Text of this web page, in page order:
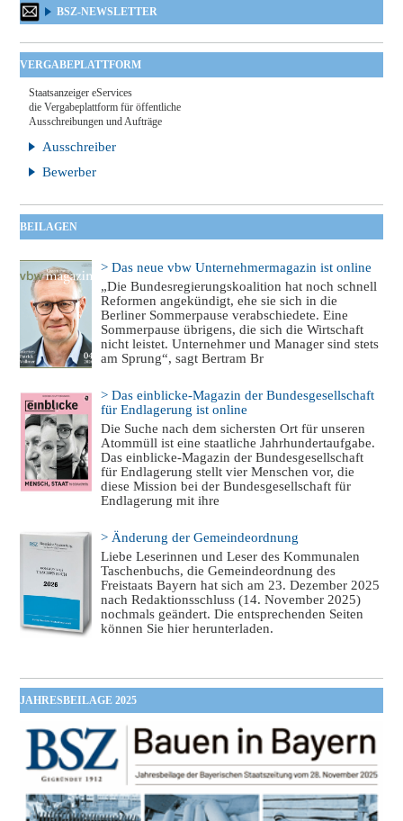
BSZ-NEWSLETTER
VERGABEPLATTFORM
Staatsanzeiger eServices
die Vergabeplattform für öffentliche
Ausschreibungen und Aufträge
Ausschreiber
Bewerber
BEILAGEN
> Das neue vbw Unternehmermagazin ist online
„Die Bundesregierungskoalition hat noch schnell
Reformen angekündigt, ehe sie sich in die
Berliner Sommerpause verabschiedete. Eine
Sommerpause übrigens, die sich die Wirtschaft
nicht leistet. Unternehmer und Manager sind stets
am Sprung“, sagt Bertram Br
> Das einblicke-Magazin der Bundesgesellschaft
für Endlagerung ist online
Die Suche nach dem sichersten Ort für unseren
Atommüll ist eine staatliche Jahrhundertaufgabe.
Das einblicke-Magazin der Bundesgesellschaft
für Endlagerung stellt vier Menschen vor, die
diese Mission bei der Bundesgesellschaft für
Endlagerung mit ihre
> Änderung der Gemeindeordnung
Liebe Leserinnen und Leser des Kommunalen
Taschenbuchs, die Gemeindeordnung des
Freistaats Bayern hat sich am 23. Dezember 2025
nach Redaktionsschluss (14. November 2025)
nochmals geändert. Die entsprechenden Seiten
können Sie hier herunterladen.
JAHRESBEILAGE 2025